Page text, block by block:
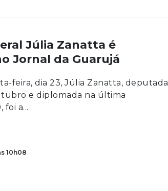
Júlia Zanatta é
Jornal da Guarujá
feira, dia 23, Júlia Zanatta, deputada
e diplomada na última
foi a...
10h08